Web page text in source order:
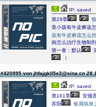
IP: saved
第29章
章小孩有牛皮癣该
孩有牛皮癣该怎么
病怎么治疗生物制
第一卷：默认
！
#420995 von jhfajgkll5e2@sina.cn
IP: saved
第161章
安顿
苏阳
银屑病身